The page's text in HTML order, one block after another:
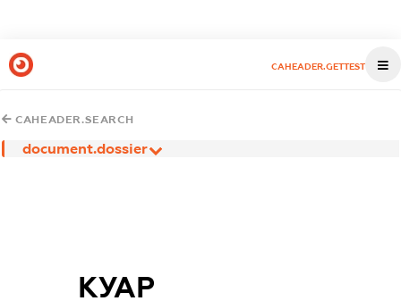
CAHEADER.GETTEST
CAHEADER.SEARCH
document.dossier
КУАР